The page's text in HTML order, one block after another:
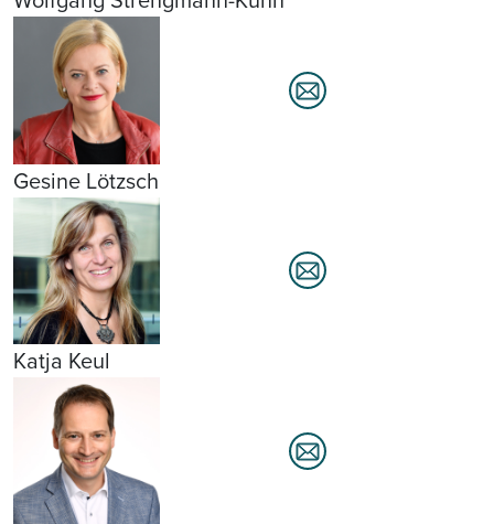
Gesine Lötzsch
Katja Keul